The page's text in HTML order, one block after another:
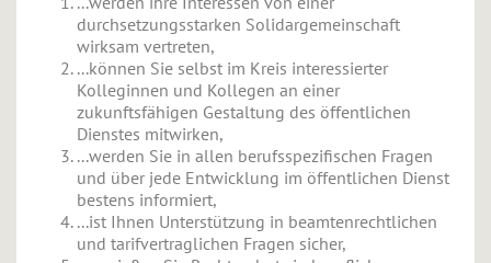
durchsetzungsstarken Solidargemeinschaft
wirksam vertreten,
...können Sie selbst im Kreis interessierter
Kolleginnen und Kollegen an einer
zukunftsfähigen Gestaltung des öffentlichen
Dienstes mitwirken,
...werden Sie in allen berufsspezifischen Fragen
und über jede Entwicklung im öffentlichen Dienst
bestens informiert,
...ist Ihnen Unterstützung in beamtenrechtlichen
und tarifvertraglichen Fragen sicher,